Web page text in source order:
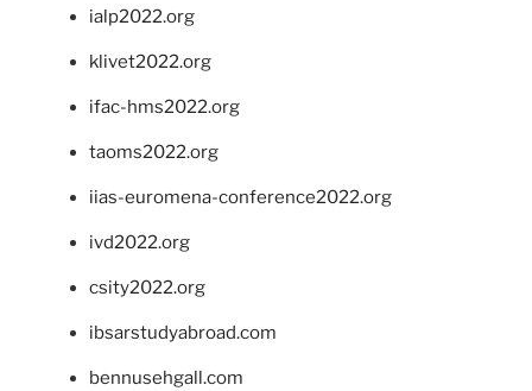
ialp2022.org
klivet2022.org
ifac-hms2022.org
taoms2022.org
iias-euromena-conference2022.org
ivd2022.org
csity2022.org
ibsarstudyabroad.com
bennusehgall.com